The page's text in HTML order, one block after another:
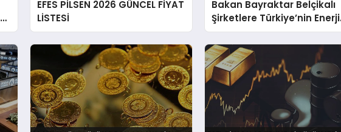
EFES PİLSEN 2026 GÜNCEL FİYAT
LİSTESİ
Bakan Bayraktar Belçikalı
Şirketlere Türkiye’nin Enerji
Vizyonunu Anlattı